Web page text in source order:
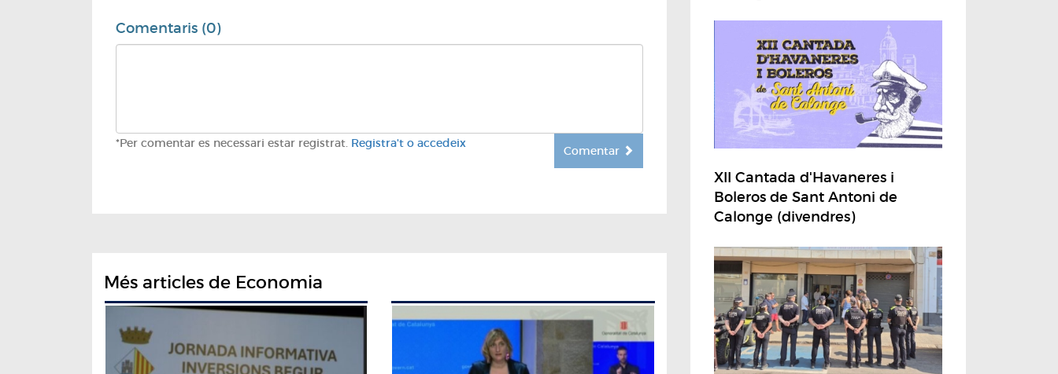
Comentaris (0)
*Per comentar es necessari estar registrat. Registra't o accedeix
Comentar
Més articles de Economia
XII Cantada d'Havaneres i
Boleros de Sant Antoni de
Calonge (divendres)